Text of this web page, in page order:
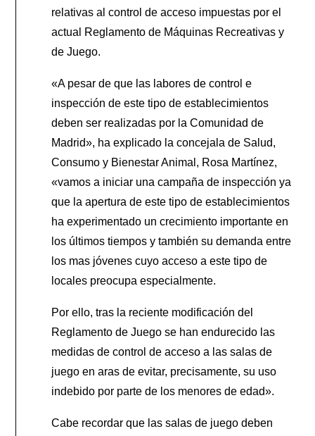
relativas al control de acceso impuestas por el
actual Reglamento de Máquinas Recreativas y
de Juego.
«A pesar de que las labores de control e
inspección de este tipo de establecimientos
deben ser realizadas por la Comunidad de
Madrid», ha explicado la concejala de Salud,
Consumo y Bienestar Animal, Rosa Martínez,
«vamos a iniciar una campaña de inspección ya
que la apertura de este tipo de establecimientos
ha experimentado un crecimiento importante en
los últimos tiempos y también su demanda entre
los mas jóvenes cuyo acceso a este tipo de
locales preocupa especialmente.
Por ello, tras la reciente modificación del
Reglamento de Juego se han endurecido las
medidas de control de acceso a las salas de
juego en aras de evitar, precisamente, su uso
indebido por parte de los menores de edad».
Cabe recordar que las salas de juego deben